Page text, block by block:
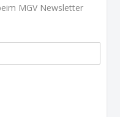
MGV Newsletter